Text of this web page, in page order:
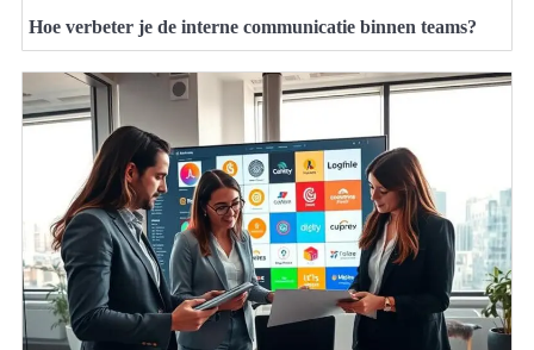
Hoe verbeter je de interne communicatie binnen teams?